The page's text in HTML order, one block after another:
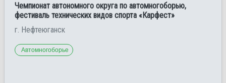
Чемпионат автономного округа по автомногоборью,
фестиваль технических видов спорта «Карфест»
г. Нефтеюганск
Автомногоборье